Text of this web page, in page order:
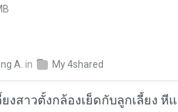
A. in My 4shared